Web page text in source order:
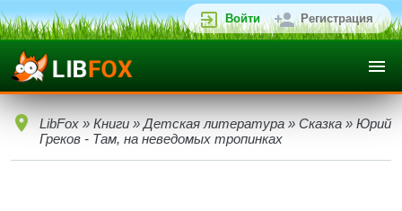
Войти Регистрация
LibFox » Книги » Детская литература » Сказка » Юрий
Греков - Там, на неведомых тропинках